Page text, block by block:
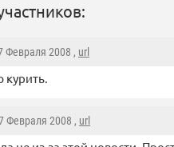
Февраля 2008 , url
курить.
Февраля 2008 , url